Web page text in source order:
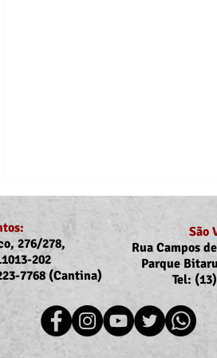
Recomposição do auxílio-
276/278,
202
7768 (Cantina)
São
Rua Campos
Parque
Tel: